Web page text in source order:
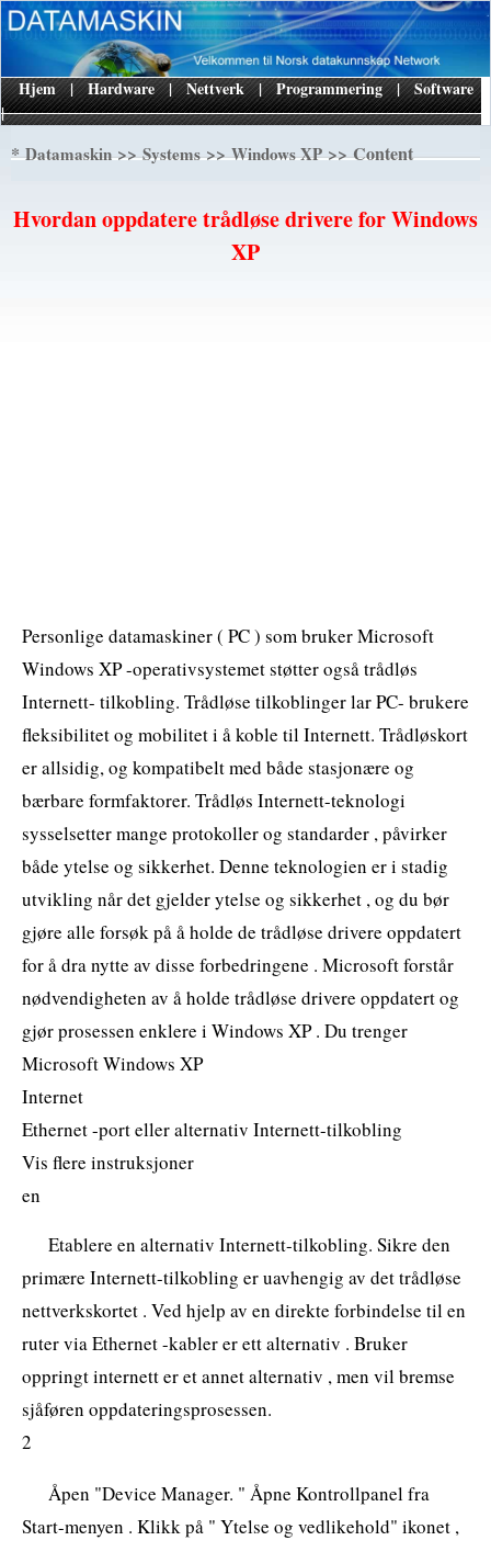
|
Hjem | Hardware | Nettverk | Programmering | Software
*Datamaskin>>Systems>>Windows XP>> Content
Hvordan oppdatere trådløse drivere for Windows
XP
Personlige datamaskiner ( PC ) som bruker Microsoft
Windows XP -operativsystemet støtter også trådløs
Internett- tilkobling. Trådløse tilkoblinger lar PC- brukere
fleksibilitet og mobilitet i å koble til Internett. Trådløskort
er allsidig, og kompatibelt med både stasjonære og
bærbare formfaktorer. Trådløs Internett-teknologi
sysselsetter mange protokoller og standarder , påvirker
både ytelse og sikkerhet. Denne teknologien er i stadig
utvikling når det gjelder ytelse og sikkerhet , og du bør
gjøre alle forsøk på å holde de trådløse drivere oppdatert
for å dra nytte av disse forbedringene . Microsoft forstår
nødvendigheten av å holde trådløse drivere oppdatert og
gjør prosessen enklere i Windows XP . Du trenger
Microsoft Windows XP
Internet
Ethernet -port eller alternativ Internett-tilkobling
Vis flere instruksjoner
en
Etablere en alternativ Internett-tilkobling. Sikre den
primære Internett-tilkobling er uavhengig av det trådløse
nettverkskortet . Ved hjelp av en direkte forbindelse til en
ruter via Ethernet -kabler er ett alternativ . Bruker
oppringt internett er et annet alternativ , men vil bremse
sjåføren oppdateringsprosessen.
2
Åpen "Device Manager. " Åpne Kontrollpanel fra
Start-menyen . Klikk på " Ytelse og vedlikehold" ikonet ,